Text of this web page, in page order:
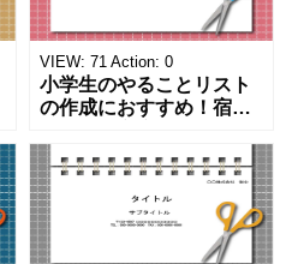
VIEW: 71 Action: 0
小学生のやることリスト
の作成におすすめ！宿題
事をまとめたい時のフォ
ーマットにおすすめしま
す。 ノートタイプのフォ
ーマットで文字入れをし
やすく、壁に貼ってもか